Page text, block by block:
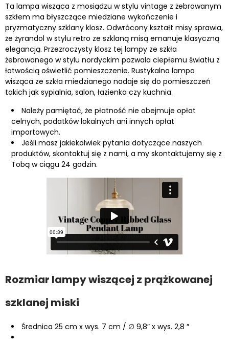
Ta lampa wisząca z mosiądzu w stylu vintage z żebrowanym
szkłem ma błyszczące miedziane wykończenie i
pryzmatyczny szklany klosz. Odwrócony kształt misy sprawia,
że żyrandol w stylu retro ze szklaną misą emanuje klasyczną
elegancją. Przezroczysty klosz tej lampy ze szkła
żebrowanego w stylu nordyckim pozwala ciepłemu światłu z
łatwością oświetlić pomieszczenie. Rustykalna lampa
wisząca ze szkła miedzianego nadaje się do pomieszczeń
takich jak sypialnia, salon, łazienka czy kuchnia.
Należy pamiętać, że płatność nie obejmuje opłat
celnych, podatków lokalnych ani innych opłat
importowych.
Jeśli masz jakiekolwiek pytania dotyczące naszych
produktów, skontaktuj się z nami, a my skontaktujemy się z
Tobą w ciągu 24 godzin.
Rozmiar lampy wiszącej z prążkowanej
szklanej miski
Średnica 25 cm x wys. 7 cm / ∅ 9,8″ x wys. 2,8 ″